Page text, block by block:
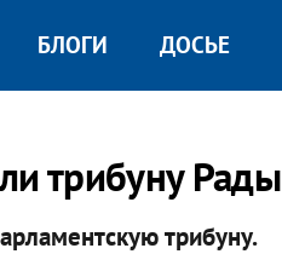
БЛОГИ ДОСЬЕ
трибуну Рады
трибуну.